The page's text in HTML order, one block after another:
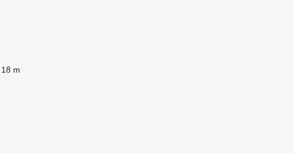
18 m